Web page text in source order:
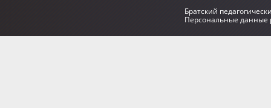
Братский
Персональные данные